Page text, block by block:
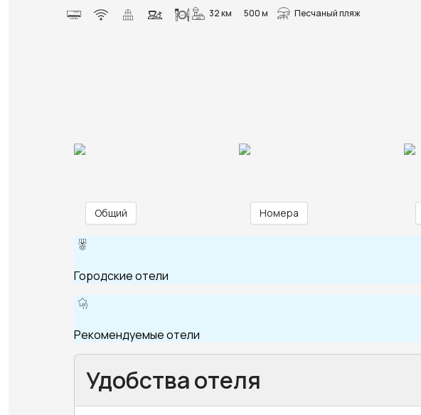
32 км
500 м Песчаный пляж
Общий Номера
Городские отели
Рекомендуемые отели
Удобства отеля